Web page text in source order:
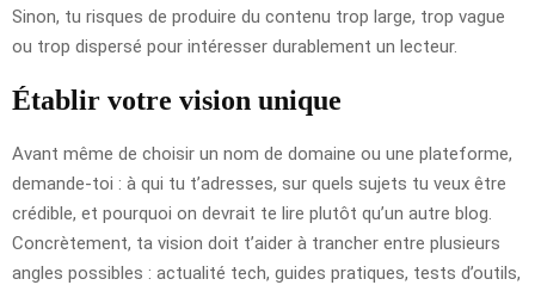
Sinon, tu risques de produire du contenu trop large, trop vague
ou trop dispersé pour intéresser durablement un lecteur.
Établir votre vision unique
Avant même de choisir un nom de domaine ou une plateforme,
demande-toi : à qui tu t’adresses, sur quels sujets tu veux être
crédible, et pourquoi on devrait te lire plutôt qu’un autre blog.
Concrètement, ta vision doit t’aider à trancher entre plusieurs
angles possibles : actualité tech, guides pratiques, tests d’outils,